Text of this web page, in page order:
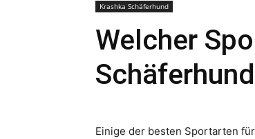
Krashka Schäferhund
Welcher
Einige der besten Sportarten